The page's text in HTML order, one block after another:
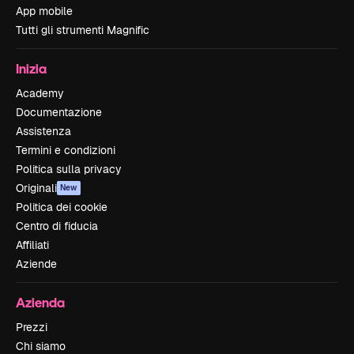
App mobile
Tutti gli strumenti Magnific
Inizia
Academy
Documentazione
Assistenza
Termini e condizioni
Politica sulla privacy
Originali New
Politica dei cookie
Centro di fiducia
Affiliati
Aziende
Azienda
Prezzi
Chi siamo